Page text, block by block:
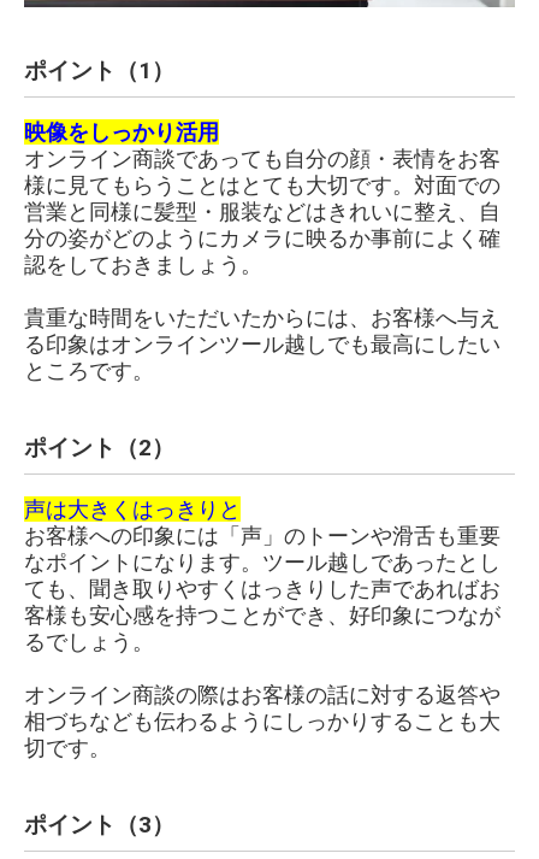
ポイント（1）
映像をしっかり活用
オンライン商談であっても自分の顔・表情をお客
様に見てもらうことはとても大切です。対面での
営業と同様に髪型・服装などはきれいに整え、自
分の姿がどのようにカメラに映るか事前によく確
認をしておきましょう。
貴重な時間をいただいたからには、お客様へ与え
る印象はオンラインツール越しでも最高にしたい
ところです。
ポイント（2）
声は大きくはっきりと
お客様への印象には「声」のトーンや滑舌も重要
なポイントになります。ツール越しであったとし
ても、聞き取りやすくはっきりした声であればお
客様も安心感を持つことができ、好印象につなが
るでしょう。
オンライン商談の際はお客様の話に対する返答や
相づちなども伝わるようにしっかりすることも大
切です。
ポイント（3）